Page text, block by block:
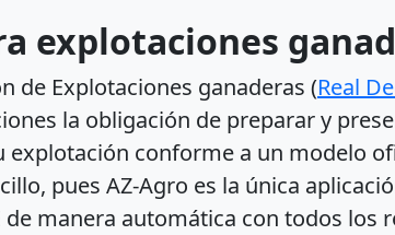
explotaciones
de Explotaciones ganaderas (Real
la obligación de preparar y
explotación conforme a un modelo
pues AZ-Agro es la única
manera automática con todos los